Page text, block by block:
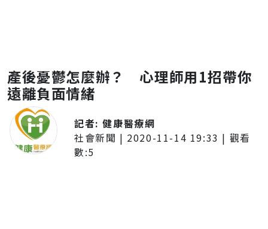
產後憂鬱怎麼辦？ 心理師用1招帶你
遠離負面情緒
記者:健康醫療網
社會新聞 | 2020-11-14 19:33 | 觀看
數:5